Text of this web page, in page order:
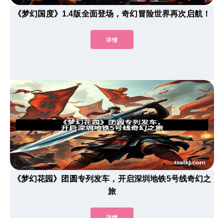
《梦幻国度》1.4版全面登场，奇幻冒险世界再次启航！
详情
《梦幻花园》团圆专列发车，开启深圳地铁5号线奇幻之
旅